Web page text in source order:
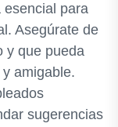
esencial para
Asegúrate de
y que pueda
amigable.
sugerencias